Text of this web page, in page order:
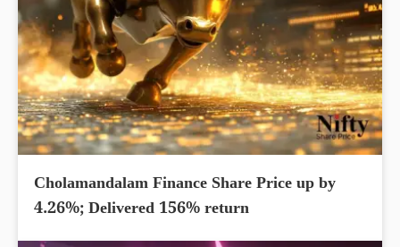
Cholamandalam Finance Share Price up by
4.26%; Delivered 156% return